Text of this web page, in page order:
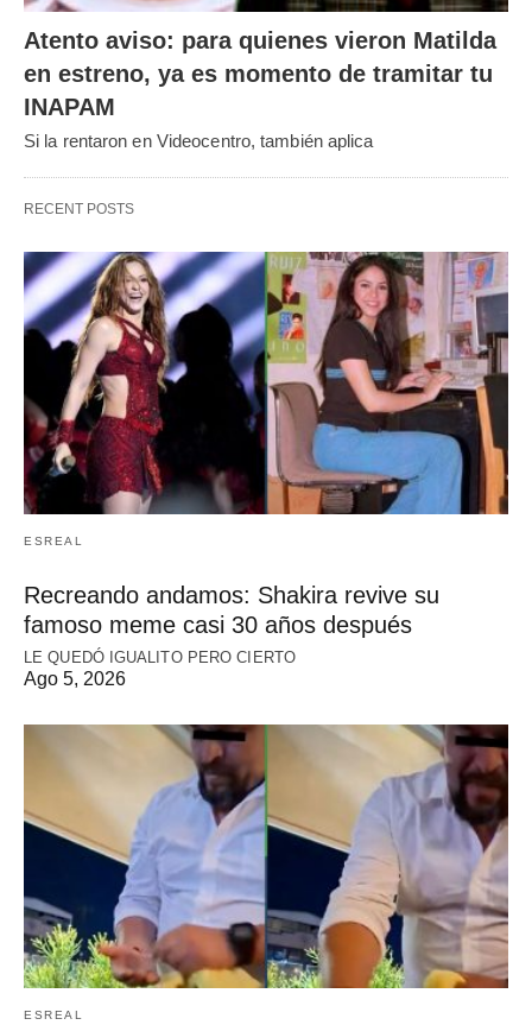
Atento aviso: para quienes vieron Matilda
en estreno, ya es momento de tramitar tu
INAPAM
Si la rentaron en Videocentro, también aplica
RECENT POSTS
ESREAL
Recreando andamos: Shakira revive su
famoso meme casi 30 años después
LE QUEDÓ IGUALITO PERO CIERTO
Ago 5, 2026
ESREAL